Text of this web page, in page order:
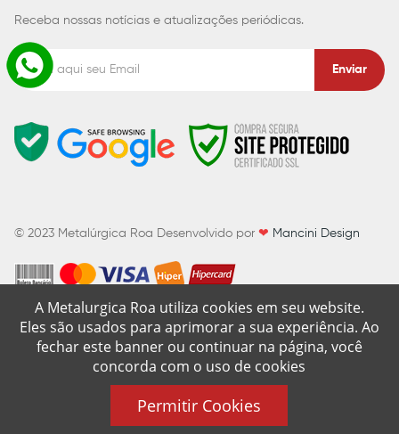
Receba nossas notícias e atualizações periódicas.
Enviar
© 2023 Metalúrgica Roa Desenvolvido por ❤ Mancini Design
A Metalurgica Roa utiliza cookies em seu website.
Eles são usados para aprimorar a sua experiência. Ao
fechar este banner ou continuar na página, você
concorda com o uso de cookies
Permitir Cookies